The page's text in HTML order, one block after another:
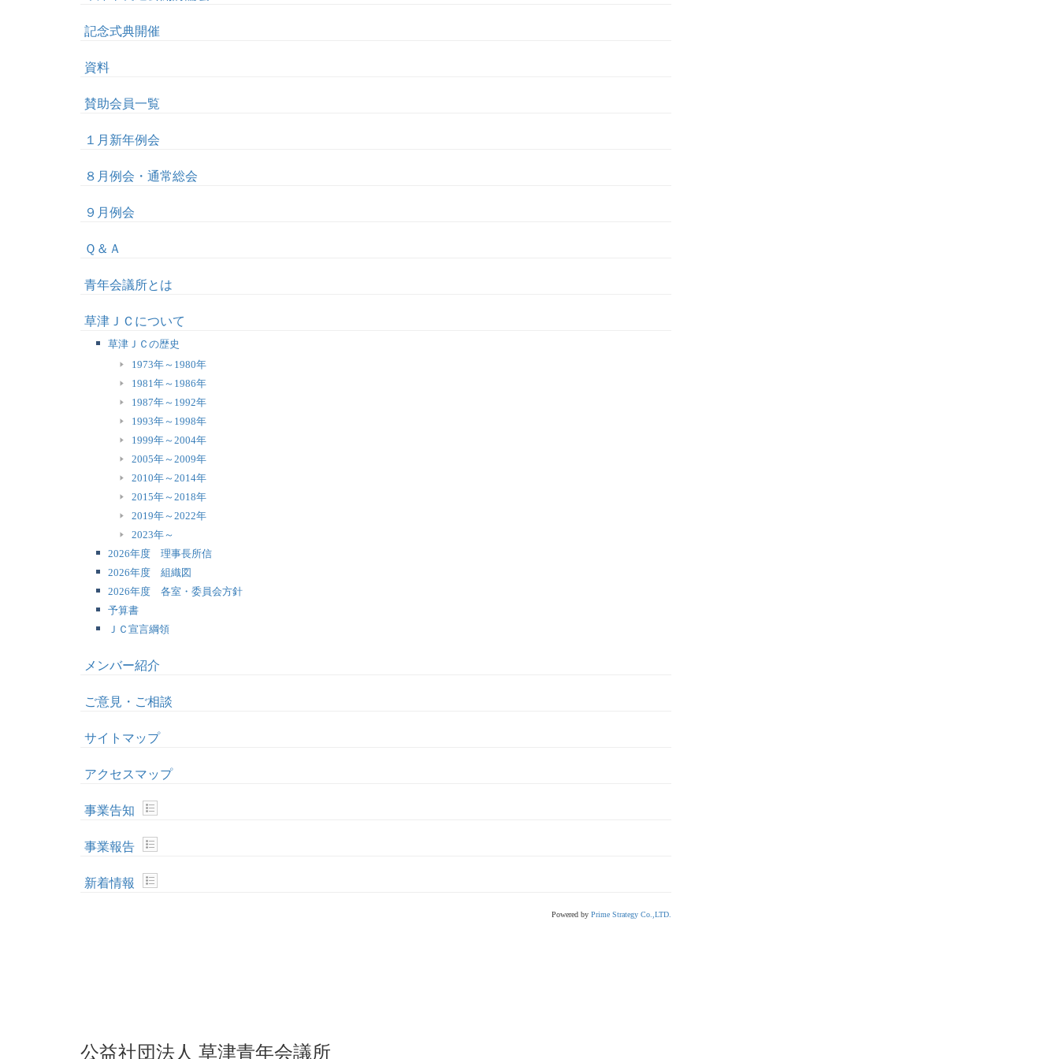
記念式典開催
資料
賛助会員一覧
１月新年例会
８月例会・通常総会
９月例会
Ｑ＆Ａ
青年会議所とは
草津ＪＣについて
草津ＪＣの歴史
1973年～1980年
1981年～1986年
1987年～1992年
1993年～1998年
1999年～2004年
2005年～2009年
2010年～2014年
2015年～2018年
2019年～2022年
2023年～
2026年度 理事長所信
2026年度 組織図
2026年度 各室・委員会方針
予算書
ＪＣ宣言綱領
メンバー紹介
ご意見・ご相談
サイトマップ
アクセスマップ
事業告知
事業報告
新着情報
Powered by Prime Strategy Co.,LTD.
公益社団法人 草津青年会議所